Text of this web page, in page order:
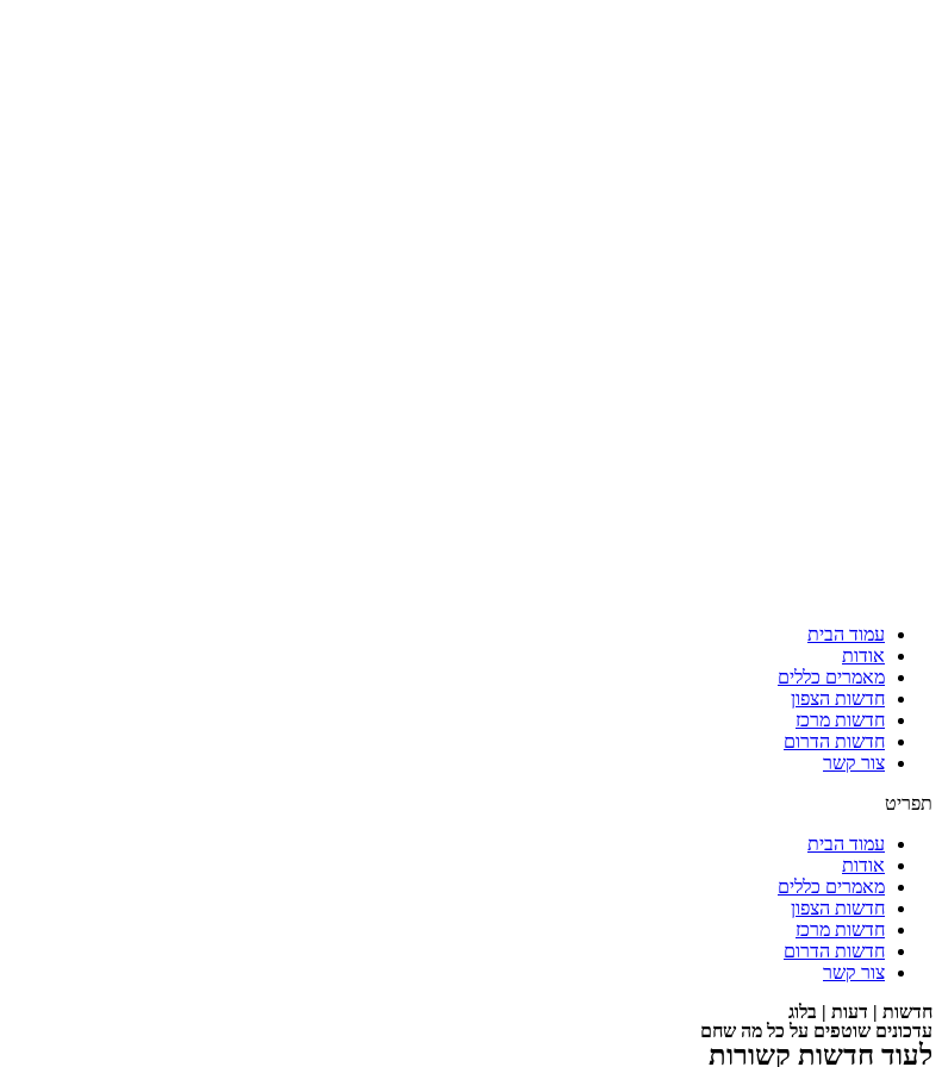
עמוד הבית
אודות
מאמרים כללים
חדשות הצפון
חדשות מרכז
חדשות הדרום
צור קשר
תפריט
עמוד הבית
אודות
מאמרים כללים
חדשות הצפון
חדשות מרכז
חדשות הדרום
צור קשר
חדשות | דעות | בלוג
עדכונים שוטפים על כל מה שחם
לעוד חדשות קשורות